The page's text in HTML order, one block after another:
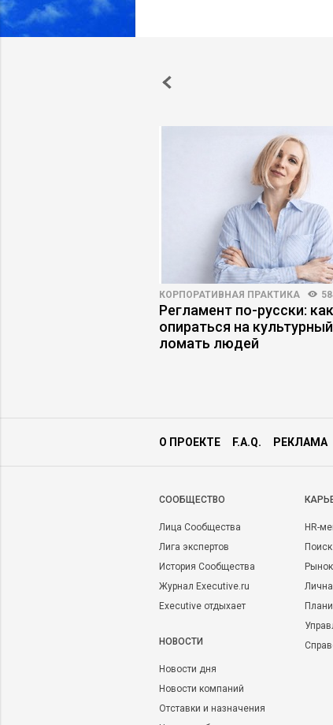
КОРПОРАТИВНАЯ ПРАКТИКА
Регламент по-русски: как
опираться на
ломать людей
О ПРОЕКТЕ F.A.Q. РЕКЛАМА
CООБЩЕСТВО
Лица Сообщества
Лига экспертов
История Сообщества
Журнал Executive.ru
Executive отдыхает
НОВОСТИ
Новости дня
Новости компаний
Отставки и назначения
HR-